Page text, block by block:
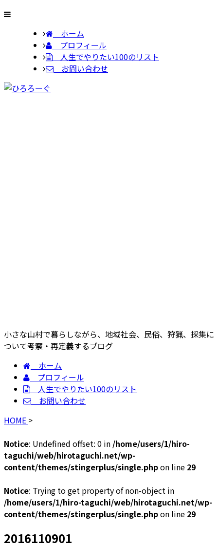
ホーム
プロフィール
人生でやりたい100のリスト
お問い合わせ
小さな山村で暮らしながら、地域社会、民俗、狩猟、採集に
ついて考察・再定義するブログ
ホーム
プロフィール
人生でやりたい100のリスト
お問い合わせ
HOME >
Notice: Undefined offset: 0 in /home/users/1/hiro-
taguchi/web/hirotaguchi.net/wp-
content/themes/stingerplus/single.phpon line 29
Notice: Trying to get property of non-object in
/home/users/1/hiro-taguchi/web/hirotaguchi.net/wp-
content/themes/stingerplus/single.phpon line 29
2016110901